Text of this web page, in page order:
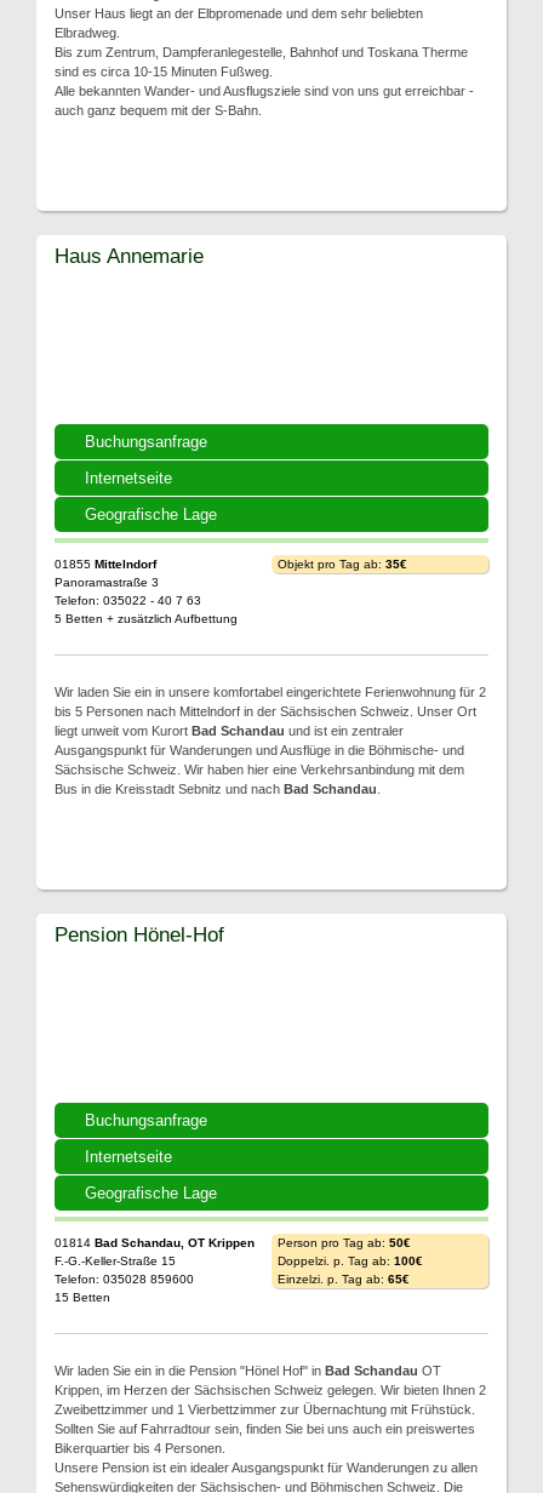
Unser Haus liegt an der Elbpromenade und dem sehr beliebten
Elbradweg.
Bis zum Zentrum, Dampferanlegestelle, Bahnhof und Toskana Therme
sind es circa 10-15 Minuten Fußweg.
Alle bekannten Wander- und Ausflugsziele sind von uns gut erreichbar -
auch ganz bequem mit der S-Bahn.
Buchungsanfrage
Internetseite
Geografische Lage
Haus Annemarie
01855 Mittelndorf
Panoramastraße 3
Telefon: 035022 - 40 7 63
5 Betten + zusätzlich Aufbettung
Objekt pro Tag ab: 35€
Wir laden Sie ein in unsere komfortabel eingerichtete Ferienwohnung für 2
bis 5 Personen nach Mittelndorf in der Sächsischen Schweiz. Unser Ort
liegt unweit vom Kurort Bad Schandau und ist ein zentraler
Ausgangspunkt für Wanderungen und Ausflüge in die Böhmische- und
Sächsische Schweiz. Wir haben hier eine Verkehrsanbindung mit dem
Bus in die Kreisstadt Sebnitz und nach Bad Schandau
Buchungsanfrage
Internetseite
Geografische Lage
Pension Hönel-Hof
01814 Bad Schandau, OT Krippen
F.-G.-Keller-Straße 15
Telefon: 035028 859600
15 Betten
Person pro Tag ab: 50€
Doppelzi. p. Tag ab: 100€
Einzelzi. p. Tag ab: 65€
Wir laden Sie ein in die Pension "Hönel Hof" in Bad Schandau OT
Krippen, im Herzen der Sächsischen Schweiz gelegen. Wir bieten Ihnen 2
Zweibettzimmer und 1 Vierbettzimmer zur Übernachtung mit Frühstück.
Sollten Sie auf Fahrradtour sein, finden Sie bei uns auch ein preiswertes
Bikerquartier bis 4 Personen.
Unsere Pension ist ein idealer Ausgangspunkt für Wanderungen zu allen
Sehenswürdigkeiten der Sächsischen- und Böhmischen Schweiz. Die